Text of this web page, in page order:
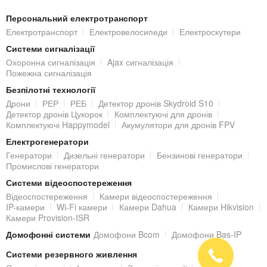
Білий колір робить встановлення цієї камери практично
непомітним і підійде під будь-який екстер'єр.
Встановлення HD-TVI відеокамери
таким саме чином, що й встановлення аналогової відеокамери:
проведіть до місця майбутнього встановлення HD-TVI
закріпіть кронштейн камери за допомогою саморізів з
комплекту постачання;
підключіть кабель відеосигналу з роз'ємами BNC до
реєструючого пристрою і камери;
направте об'єктив на зону, що охороняється.
Підсумки
ВуличнаHD-TVI камера Hikvision DS-2CE19D3T-IT3ZF (2.7-
Персональний електротранспорт
Електротранспорт
Електровелосипеди
Електроскутери
Системи сигналізації
Охоронна сигналізація
Ajax сигналізація
Пожежна сигналізація
Безпілотні технології
Дрони
РЕР РЕБ
Детектор дронів Skydroid S10
Детектор дронів Цукорок
Комплектуючі для дронів
Комплектуючі Happymodel
Акумулятори для дронів FPV
Електрогенератори
Генератори
Дизельні генератори
Бензинові генератори
Промислові генератори
Системи відеоспостереження
Відеоспостереження
Камери відеоспостереження
IP-камери
Wi-Fi камери Камери Dahua
Камери Hikvision
Камери Provision-ISR
Домофонні системи Домофони Bcom
Домофони Bas-IP
Системи резервного живлення